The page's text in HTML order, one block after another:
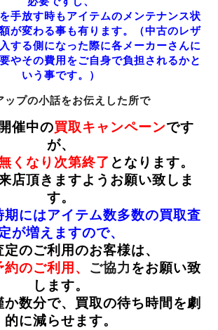
手放す時もアイテムのメンテナンス状
が変わる事も有ります。（中古のレザ
する側になった際に各メーカーさんに
やその費用をご自身で負担されるかと
いう事です。）
ップの小話をお伝えした所で
催中の買取キャンペーンです
が、
くなり次第終了 となります。
店頂きますようお願い致しま
す。
期にはアイテム数多数の買取査
が増えますので、
定のご利用のお客様は、
約のご利用、 ご協力 をお願い致
します。
か数分で、買取の待ち時間を劇
的に減らせます。